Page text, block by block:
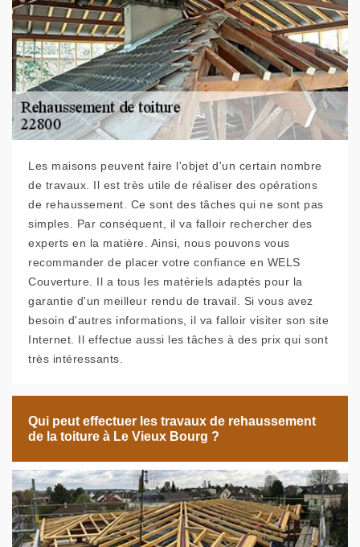
Les maisons peuvent faire l'objet d'un certain nombre
de travaux. Il est très utile de réaliser des opérations
de rehaussement. Ce sont des tâches qui ne sont pas
simples. Par conséquent, il va falloir rechercher des
experts en la matière. Ainsi, nous pouvons vous
recommander de placer votre confiance en WELS
Couverture. Il a tous les matériels adaptés pour la
garantie d'un meilleur rendu de travail. Si vous avez
besoin d'autres informations, il va falloir visiter son site
Internet. Il effectue aussi les tâches à des prix qui sont
très intéressants.
Qui peut effectuer les travaux de rehaussement
de la toiture à Le Vieux Bourg ?